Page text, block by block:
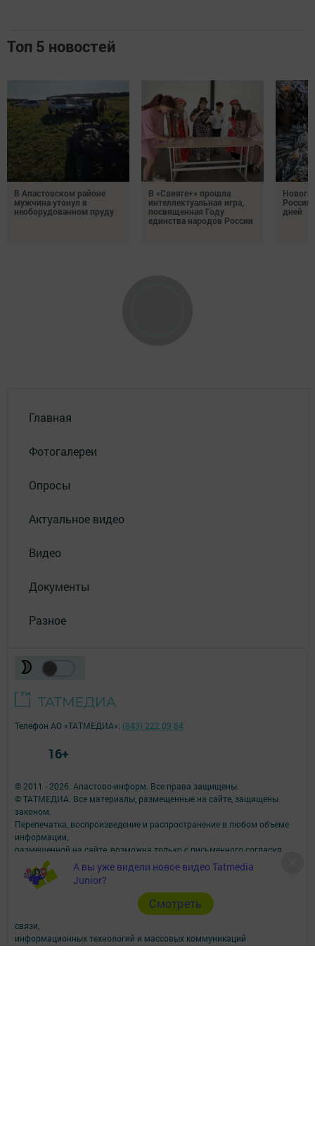
Топ 5 новостей
В Апастовском районе
мужчина утонул в
необорудованном пруду
В «Свияге+» прошла
интеллектуальная игра,
посвященная Году
единства народов России
России
дней
Главная
Фотогалереи
Опросы
Актуальное видео
Видео
Документы
Разное
А вы уже видели новое видео Tatmedia
Junior?
Cмотреть
© 2011 - 2026. Апастово-информ. Все права защищены.
© ТАТМЕДИА. Все материалы, размещенные на сайте, защищены
законом.
Перепечатка, воспроизведение и распространение в любом объеме
информации,
размещенной на сайте, возможна только с письменного согласия
редакций СМИ.
При поддержке Республиканского агентства по печати и массовым
коммуникациям.
Наименование СМИ: Апастово-информ
СМИ зарегистрировано Федеральной службой по надзору в сфере
связи,
информационных технологий и массовых коммуникаций
Телефон АО «ТАТМЕДИА»: (843) 222 09 84
16+